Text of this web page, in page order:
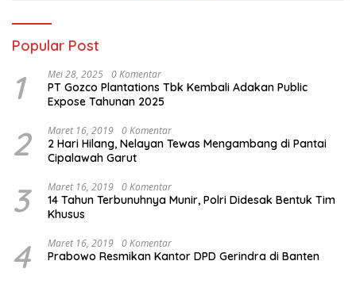
Popular Post
1 Mei 28, 2025 0 Komentar
PT Gozco Plantations Tbk Kembali Adakan Public
Expose Tahunan 2025
2 Maret 16, 2019 0 Komentar
2 Hari Hilang, Nelayan Tewas Mengambang di Pantai
Cipalawah Garut
3 Maret 16, 2019 0 Komentar
14 Tahun Terbunuhnya Munir, Polri Didesak Bentuk Tim
Khusus
4 Maret 16, 2019 0 Komentar
Prabowo Resmikan Kantor DPD Gerindra di Banten